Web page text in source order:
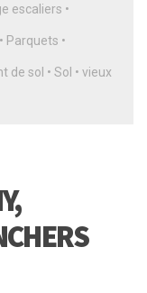
escaliers •
• Parquets •
de sol • Sol • vieux